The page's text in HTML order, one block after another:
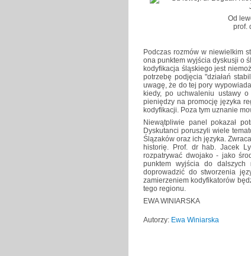
Od
prof.
Podczas rozmów w niewielkim
ona punktem wyjścia dyskusji o
kodyfikacja śląskiego jest
potrzebę podjęcia "działań
uwagę, że do tej pory
kiedy, po uchwaleniu ustawy
pieniędzy na promocję języka
kodyfikacji. Poza tym uznanie
Niewątpliwie panel pokazał
Dyskutanci poruszyli wiele
Ślązaków oraz ich języka.
historię. Prof. dr hab. Jacek
rozpatrywać dwojako - jako
punktem wyjścia do
doprowadzić do stworzenia
zamierzeniem kodyfikatorów
tego regionu.
EWA WINIARSKA
Autorzy: Ewa Winiarska